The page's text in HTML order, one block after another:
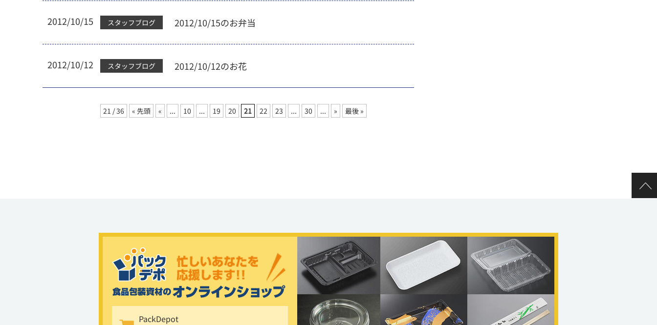
2012/10/15 スタッフブログ 2012/10/15のお弁当
2012/10/12 スタッフブログ 2012/10/12のお花
21 / 36 « 先頭 « ... 10 ... 19 20 21 22 23 ... 30 ... » 最後 »
PackDepot